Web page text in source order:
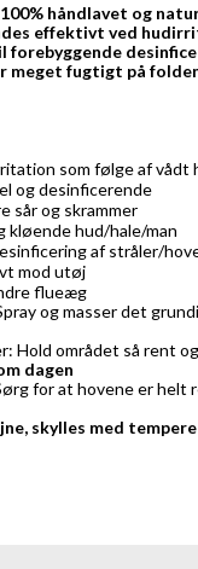
håndlavet og
effektivt ved
forebyggende
meget fugtigt på
som følge af vådt
og desinficerende
sår og skrammer
kløende hud/hale/man
af stråler/
mod utøj
flueæg
og masser det
Hold området så rent
dagen
for at hovene er helt
skylles med